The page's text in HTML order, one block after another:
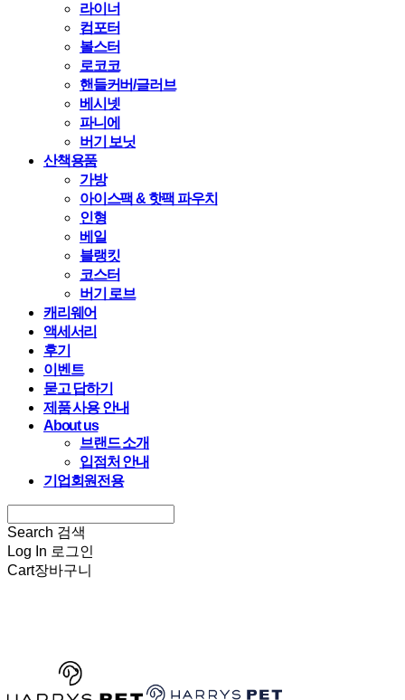
라이너
컴포터
볼스터
로코코
핸들커버/글러브
베시넷
파니에
버기 보닛
산책용품
가방
아이스팩 & 핫팩 파우치
인형
베일
블랭킷
코스터
버기 로브
캐리웨어
액세서리
후기
이벤트
묻고 답하기
제품 사용 안내
About us
브랜드 소개
입점처 안내
기업회원전용
Search 검색
Log In 로그인
Cart장바구니